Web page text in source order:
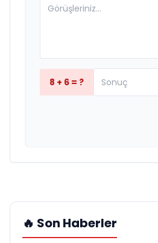
8 + 6 = ?
🔥 Son Haberler